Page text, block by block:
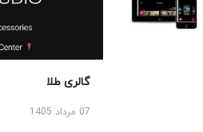
گالری طلا
07 مرداد 1405